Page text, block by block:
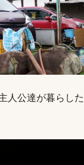
人公達が暮らした